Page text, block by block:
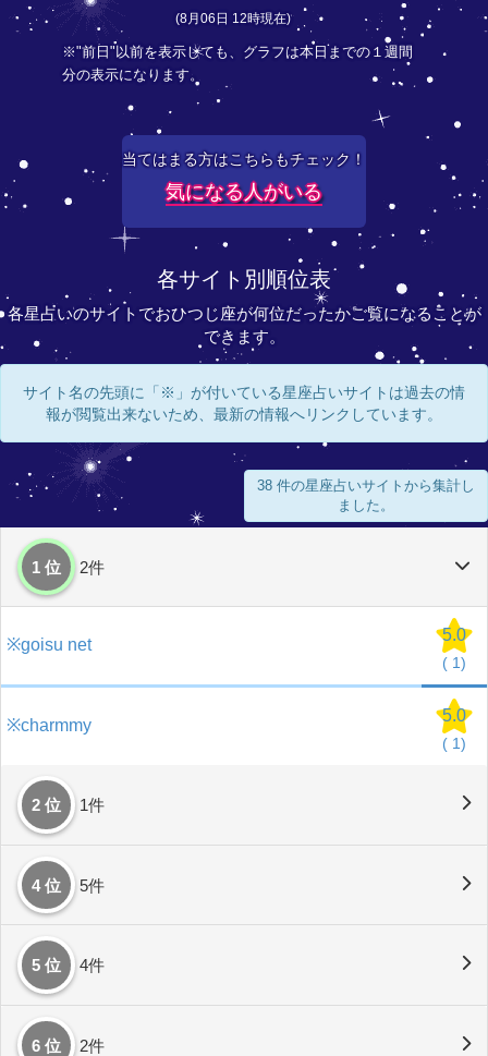
(8月06日 12時現在)
※"前日"以前を表示しても、グラフは本日までの１週間
分の表示になります。
当てはまる方はこちらもチェック！
気になる人がいる
各サイト別順位表
各星占いのサイトでおひつじ座が何位だったかご覧になることが
できます。
サイト名の先頭に「※」が付いている星座占いサイトは過去の情
報が閲覧出来ないため、最新の情報へリンクしています。
38 件の星座占いサイトから集計し
ました。
1 位 2件
※goisu net
5.0
( 1)
※charmmy
5.0
( 1)
2 位 1件
4 位 5件
5 位 4件
6 位 2件